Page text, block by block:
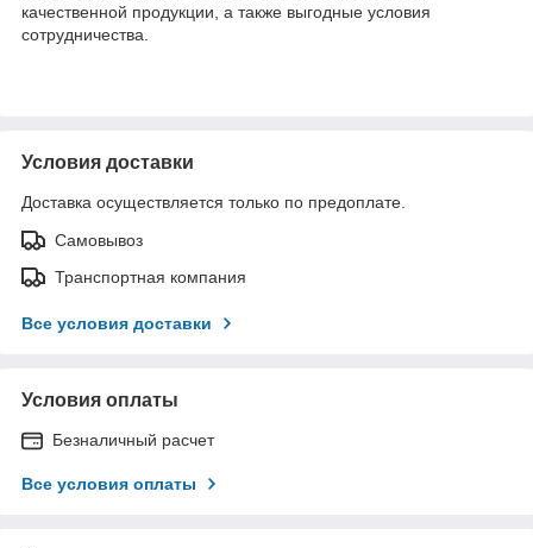
качественной продукции, а также выгодные условия
сотрудничества.
Условия доставки
Доставка осуществляется только по предоплате.
Самовывоз
Транспортная компания
Все условия доставки
Условия оплаты
Безналичный расчет
Все условия оплаты